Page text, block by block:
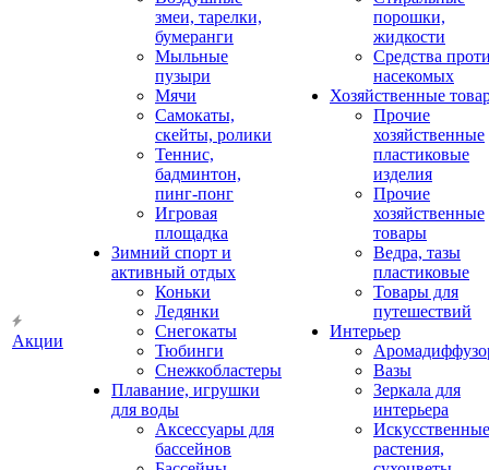
Акции
змеи, тарелки,
бумеранги
Мыльные
пузыри
Мячи
Самокаты,
скейты, ролики
Теннис,
бадминтон,
пинг-понг
Игровая
площадка
Зимний спорт и
активный отдых
Коньки
Ледянки
Снегокаты
Тюбинги
Снежкобластеры
Плавание, игрушки
для воды
Аксессуары для
бассейнов
порошки,
жидкости
Средства
насекомых
Хозяйственные
Прочие
хозяйственные
пластиковые
изделия
Прочие
хозяйственные
товары
Ведра, тазы
пластиковые
Товары для
путешествий
Интерьер
Вазы
Зеркала для
интерьера
Искусственные
растения,